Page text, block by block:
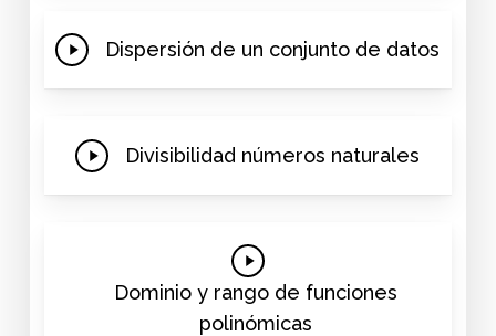
Play
Dispersión de un conjunto de datos
Play
Divisibilidad números naturales
Play
Video
Dominio y rango de funciones
polinómicas